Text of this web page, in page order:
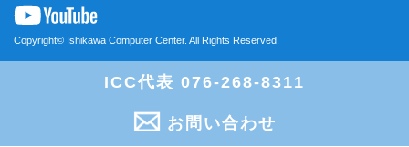
Copyright© Ishikawa Computer Center. All Rights Reserved.
ICC代表 076-268-8311
お問い合わせ